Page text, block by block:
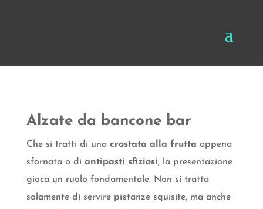
Alzate da bancone bar
Che si tratti di una crostata alla frutta appena
sfornata o di antipasti sfiziosi, la presentazione
gioca un ruolo fondamentale. Non si tratta
solamente di servire pietanze squisite, ma anche